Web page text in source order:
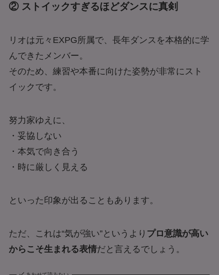
② ストイックすぎるほどダンスに真剣
リオは元々EXPG所属で、長年ダンスを本格的に学
んできたメンバー。
そのため、練習や本番に向けた姿勢が非常にスト
イックです。
努力家ゆえに、
・妥協しない
・本気で向き合う
・時に厳しく見える
といった印象が出ることもあります。
ただ、これは“気が強い”というより プロ意識が高い
からこそ生まれる表情だと言えるでしょう。